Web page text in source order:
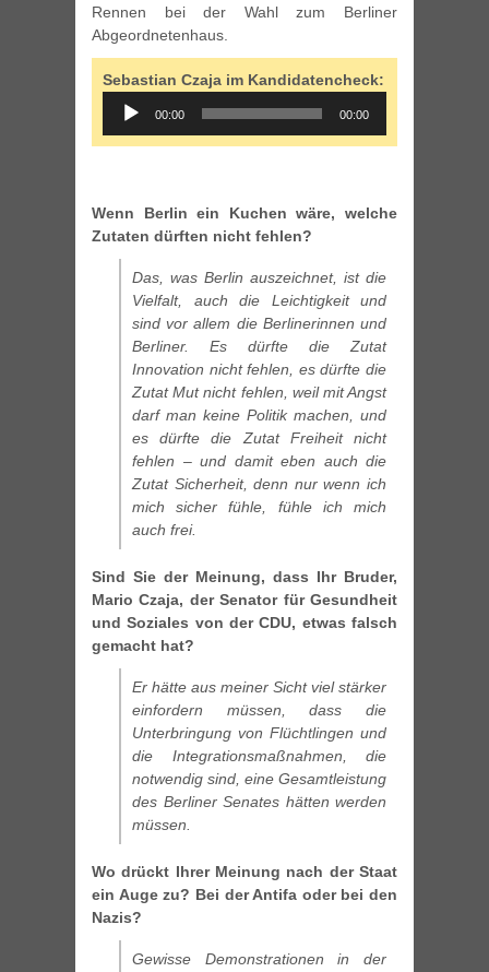
Rennen bei der Wahl zum Berliner
Abgeordnetenhaus.
Sebastian Czaja im Kandidatencheck:
Audio
Player
00:00 00:00
Wenn Berlin ein Kuchen wäre, welche
Zutaten dürften nicht fehlen?
Das, was Berlin auszeichnet, ist die
Vielfalt, auch die Leichtigkeit und
sind vor allem die Berlinerinnen und
Berliner. Es dürfte die Zutat
Innovation nicht fehlen, es dürfte die
Zutat Mut nicht fehlen, weil mit Angst
darf man keine Politik machen, und
es dürfte die Zutat Freiheit nicht
fehlen – und damit eben auch die
Zutat Sicherheit, denn nur wenn ich
mich sicher fühle, fühle ich mich
auch frei.
Sind Sie der Meinung, dass Ihr Bruder,
Mario Czaja, der Senator für Gesundheit
und Soziales von der CDU, etwas falsch
gemacht hat?
Er hätte aus meiner Sicht viel stärker
einfordern müssen, dass die
Unterbringung von Flüchtlingen und
die Integrationsmaßnahmen, die
notwendig sind, eine Gesamtleistung
des Berliner Senates hätten werden
müssen.
Wo drückt Ihrer Meinung nach der Staat
ein Auge zu? Bei der Antifa oder bei den
Nazis?
Gewisse Demonstrationen in der